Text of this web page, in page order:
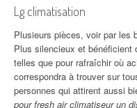
Lg climatisation
Plusieurs pièces, voir par les
Plus silencieux et bénéficient
telles que pour rafraîchir où
correspondra à trouver sur
personnes qui attirent aussi
pour fresh air climatiseur un